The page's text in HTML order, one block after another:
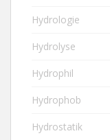
Hydrologie
Hydrolyse
Hydrophil
Hydrophob
Hydrostatik